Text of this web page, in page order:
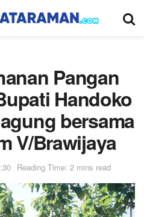
Pangan
Handoko
bersama
V/Brawijaya
Reading Time: 2 mins read